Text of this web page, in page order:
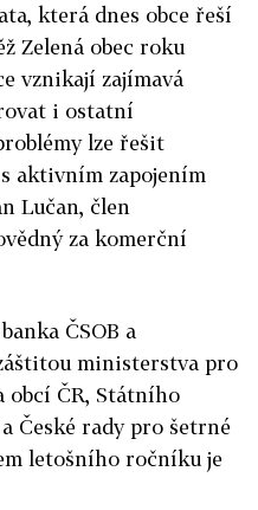
která dnes obce řeší
Zelená obec roku
vznikají zajímavá
i ostatní
lze řešit
aktivním zapojením
Lučan, člen
za komerční
ČSOB a
ministerstva pro
obcí ČR, Státního
České rady pro šetrné
letošního ročníku je